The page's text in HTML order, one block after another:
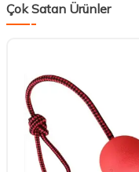
Çok Satan Ürünler